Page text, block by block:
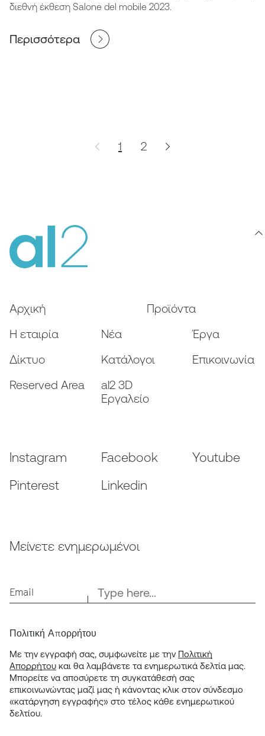
διεθνή έκθεση Salone del mobile 2023.
Περισσότερα
1 2
Αρχική
Προϊόντα
Η εταιρία
Nέα
Έργα
Δίκτυο
Κατάλογοι
Επικοινωνία
Reserved Area
al2 3D
Εργαλείο
Instagram Facebook
Youtube
Pinterest
Linkedin
Μείνετε ενημερωμένοι
Email
Πολιτική Απορρήτου
Με την εγγραφή σας, συμφωνείτε με την Πολιτική
Απορρήτου και θα λαμβάνετε τα ενημερωτικά δελτία μας.
Μπορείτε να αποσύρετε τη συγκατάθεσή σας
επικοινωνώντας μαζί μας ή κάνοντας κλικ στον σύνδεσμο
«κατάργηση εγγραφής» στο τέλος κάθε ενημερωτικού
δελτίου.